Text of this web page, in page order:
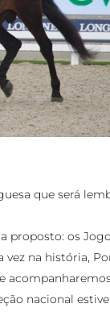
que será
proposto: os
na história,
nacional